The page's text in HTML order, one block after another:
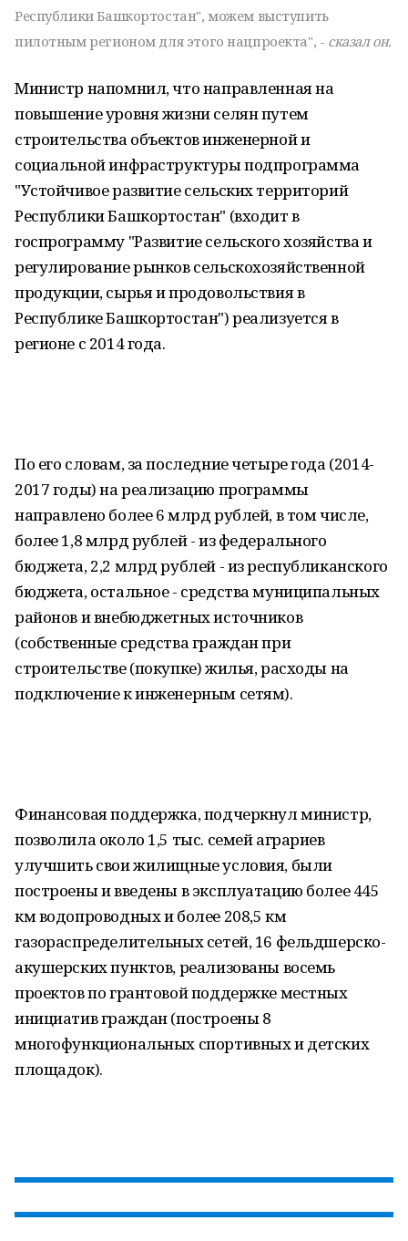
Республики Башкортостан", можем выступить
пилотным регионом для этого нацпроекта", - сказал он.
Министр напомнил, что направленная на
повышение уровня жизни селян путем
строительства объектов инженерной и
социальной инфраструктуры подпрограмма
"Устойчивое развитие сельских территорий
Республики Башкортостан" (входит в
госпрограмму "Развитие сельского хозяйства и
регулирование рынков сельскохозяйственной
продукции, сырья и продовольствия в
Республике Башкортостан") реализуется в
регионе с 2014 года.
По его словам, за последние четыре года (2014-
2017 годы) на реализацию программы
направлено более 6 млрд рублей, в том числе,
более 1,8 млрд рублей - из федерального
бюджета, 2,2 млрд рублей - из республиканского
бюджета, остальное - средства муниципальных
районов и внебюджетных источников
(собственные средства граждан при
строительстве (покупке) жилья, расходы на
подключение к инженерным сетям).
Финансовая поддержка, подчеркнул министр,
позволила около 1,5 тыс. семей аграриев
улучшить свои жилищные условия, были
построены и введены в эксплуатацию более 445
км водопроводных и более 208,5 км
газораспределительных сетей, 16 фельдшерско-
акушерских пунктов, реализованы восемь
проектов по грантовой поддержке местных
инициатив граждан (построены 8
многофункциональных спортивных и детских
площадок).